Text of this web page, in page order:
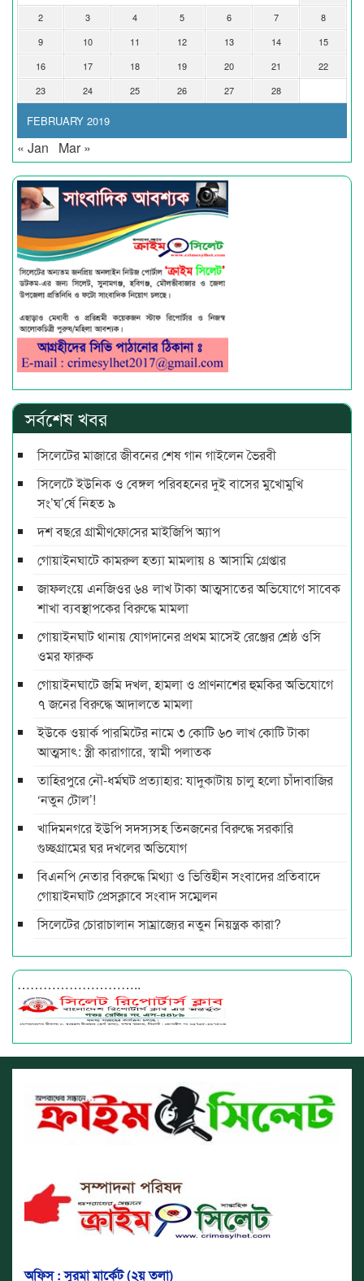
FEBRUARY 2019
2
3 4 5 6 7
8
9
10 11 12 13 14
15
16
17 18 19 20 21
22
23
24 25 26 27 28
« Jan Mar »
সর্বশেষ খবর
সিলেটের মাজারে জীবনের শেষ গান গাইলেন ভৈরবী
সিলেটে ইউনিক ও বেঙ্গল পরিবহনের দুই বাসের মুখোমুখি
সং’ঘ’র্ষে নিহত ৯
দশ বছ‌রে গ্রামীণ‌ফো‌সের মাইজিপি অ্যাপ
গোয়াইনঘাটে কামরুল হত্যা মামলায় ৪ আসামি গ্রেপ্তার
জাফলংয়ে এনজিওর ৬৪ লাখ টাকা আত্মসাতের অভিযোগে সাবেক
শাখা ব্যবস্থাপকের বিরুদ্ধে মামলা
গোয়াইনঘাট থানায় যোগদানের প্রথম মাসেই রেঞ্জের শ্রেষ্ঠ ওসি
ওমর ফারুক
গোয়াইনঘাটে জমি দখল, হামলা ও প্রাণনাশের হুমকির অভিযোগে
৭ জনের বিরুদ্ধে আদালতে মামলা
ইউকে ওয়ার্ক পারমিটের নামে ৩ কোটি ৬০ লাখ কোটি টাকা
আত্মসাৎ: স্ত্রী কারাগারে, স্বামী পলাতক
তাহিরপুরে নৌ-ধর্মঘট প্রত্যাহার: যাদুকাটায় চালু হলো চাঁদাবাজির
‘নতুন টোল’!
খাদিমনগরে ইউপি সদস্যসহ তিনজনের বিরুদ্ধে সরকারি
গুচ্ছগ্রামের ঘর দখলের অভিযোগ
বিএনপি নেতার বিরুদ্ধে মিথ্যা ও ভিত্তিহীন সংবাদের প্রতিবাদে
গোয়াইনঘাট প্রেসক্লাবে সংবাদ সম্মেলন
সিলেটের চোরাচালান সাম্রাজ্যের নতুন নিয়ন্ত্রক কারা?
………………………..
অফিস : সুরমা মার্কেট (২য় তলা)